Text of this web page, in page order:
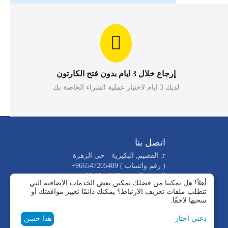
إرجاع خلال 3 ايام بدون فتح الكارتون
لديك 3 ايام لاختبار عملية الشراء الخاصة بك
اتصل بنا
г. القصيم, البكيرية - حى الزهرة
+966547205489
( رقم واتساب )
السبت-الجمعه 9.00 - 22.00
info@alroknalbared.com
_عنوان الفروع
أهلاً! هل يمكننا من فضلك تمكين بعض الخدمات الإضافية التي
تتطلب ملفات تعريف الارتباط؟ يمكنك دائمًا تغيير موافقتك أو
سحبها لاحقًا.
دعني اختار هذا حسن